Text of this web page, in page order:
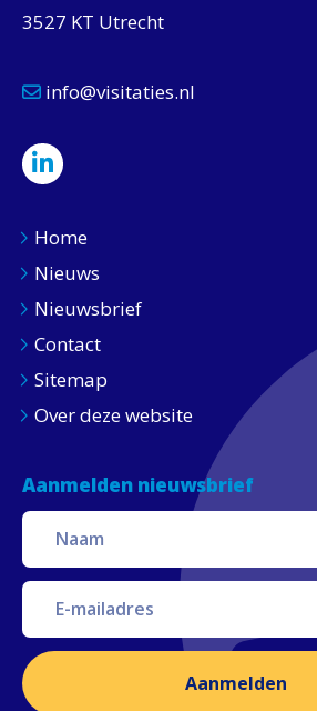
3527 KT Utrecht
info@visitaties.nl
Home
Nieuws
Nieuwsbrief
Contact
Sitemap
Over deze website
Aanmelden nieuwsbrief
Aanmelden